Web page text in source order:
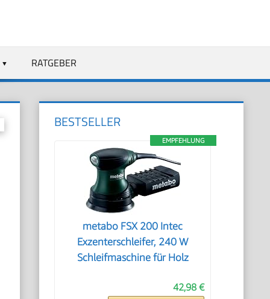
RATGEBER
BESTSELLER
EMPFEHLUNG
metabo FSX 200 Intec
Exzenterschleifer, 240 W
Schleifmaschine für Holz
42,98 €